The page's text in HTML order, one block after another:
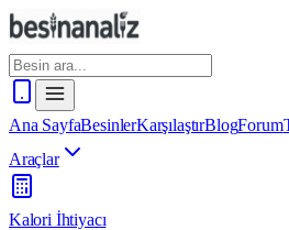
Ana SayfaBesinlerKarşılaştırBlogForum
Araçlar
Kalori İhtiyacı